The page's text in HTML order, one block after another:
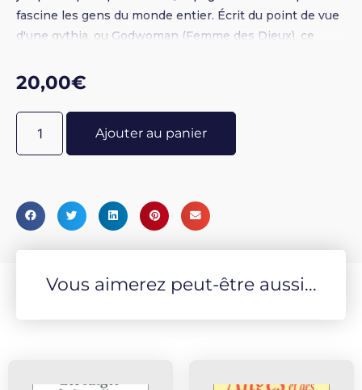
fascine les gens du monde entier. Écrit du point de vue
d'une gythja, ou Godwoman (Femme des Dieux), ce
corps aux croyances et aux traditions de cette ancienne
foi dans votre vie quotidienne aujourd'hui. Vous y
découvrirez : La mythologie, le folklore, et les sagas
historiques des heathens du nord de l'Europe Comment
pratiquer les rituels pour la naissance, l'attribution du
techniques pratiques de méditation, de travail en transe,
création, du culte, de l'éthique, des serments et de
l'hospitalité Un glossaire détaillé, un index, un guide de
prononciation, et une bibliographie pour une étude plus
20,00€
Ajouter au panier
Vous aimerez peut-être aussi...